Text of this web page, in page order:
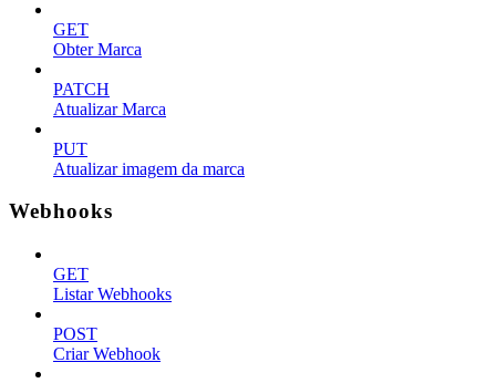
GET
Obter Marca
PATCH
Atualizar Marca
PUT
Atualizar imagem da marca
Webhooks
GET
Listar Webhooks
POST
Criar Webhook